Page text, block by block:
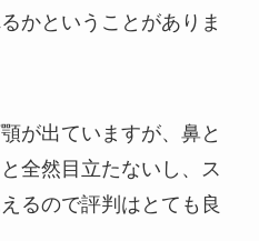
かということがありま
が出ていますが、鼻と
全然目立たないし、ス
るので評判はとても良